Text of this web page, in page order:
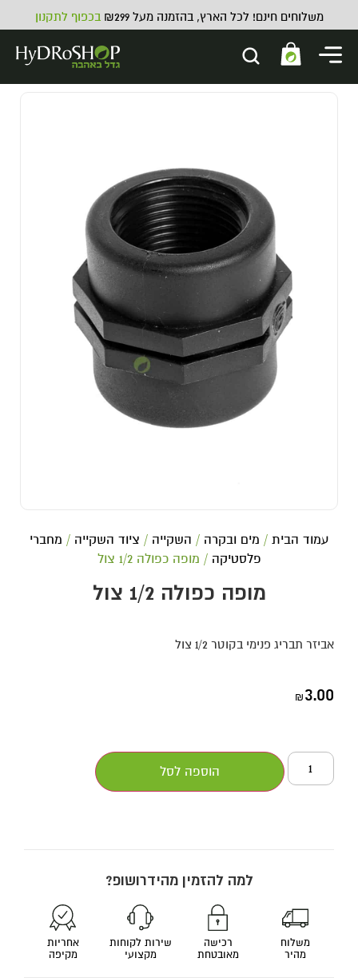
משלוחים חינם! לכל הארץ, בהזמנה מעל ₪299 בכפוף לתקנון
עמוד הבית / מים ובקרה / השקייה / ציוד השקייה / מחברי
פלסטיקה / מופה כפולה 1/2 צול
מופה כפולה 1/2 צול
אביזר תבריג פנימי בקוטר 1/2 צול
₪3.00
הוספה לסל
למה להזמין מהידרושופ?
משלוח
מהיר
רכישה
מאובטחת
שירות לקוחות
מקצועי
אחריות
מקיפה
מספריים סאבוטאן להב דק ישר
(עם מגנט) (PT-15) תוצרת JAPAN
115.00
+